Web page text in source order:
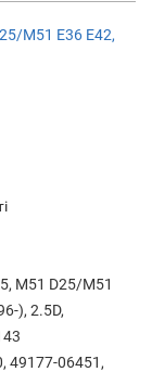
M51 D25/M51
), 2.5D,
49177-06451,